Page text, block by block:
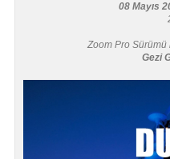
08 Mayıs
Zoom Pro
Gezi